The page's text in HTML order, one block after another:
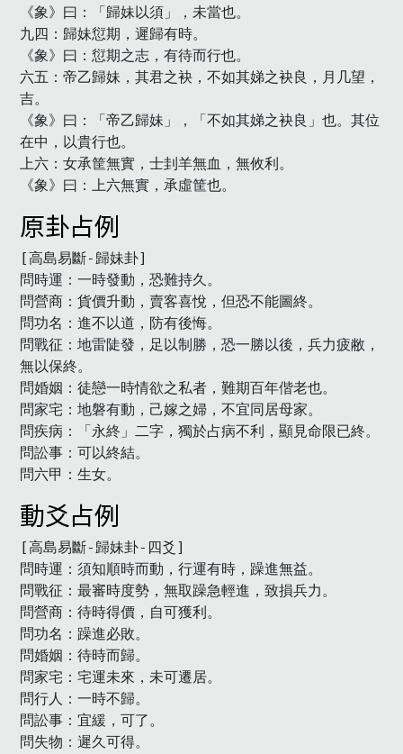
《象》曰：「歸妹以須」，未當也。
九四：歸妹愆期，遲歸有時。
《象》曰：愆期之志，有待而行也。
六五：帝乙歸妹，其君之袂，不如其娣之袂良，月几望，
吉。
《象》曰：「帝乙歸妹」，「不如其娣之袂良」也。其位
在中，以貴行也。
上六：女承筐無實，士刲羊無血，無攸利。
《象》曰：上六無實，承虛筐也。
原卦占例
[高島易斷-歸妹卦]
問時運：一時發動，恐難持久。
問營商：貨價升動，賣客喜悅，但恐不能圖終。
問功名：進不以道，防有後悔。
問戰征：地雷陡發，足以制勝，恐一勝以後，兵力疲敝，
無以保終。
問婚姻：徒戀一時情欲之私者，難期百年偕老也。
問家宅：地磐有動，己嫁之婦，不宜同居母家。
問疾病：「永終」二字，獨於占病不利，顯見命限已終。
問訟事：可以終結。
問六甲：生女。
動爻占例
[高島易斷-歸妹卦-四爻]
問時運：須知順時而動，行運有時，躁進無益。
問戰征：最審時度勢，無取躁急輕進，致損兵力。
問營商：待時得價，自可獲利。
問功名：躁進必敗。
問婚姻：待時而歸。
問家宅：宅運未來，未可遷居。
問行人：一時不歸。
問訟事：宜緩，可了。
問失物：遲久可得。